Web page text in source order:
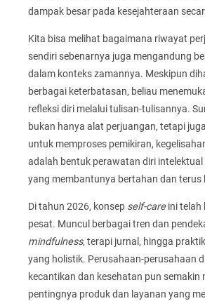
dampak besar pada kesejahteraan
Kita bisa melihat bagaimana riwayat
sendiri sebenarnya juga mengandung
dalam konteks zamannya. Meskipun
berbagai keterbatasan, beliau
refleksi diri melalui tulisan-tulisannya.
bukan hanya alat perjuangan, tetapi
untuk memproses pemikiran,
adalah bentuk perawatan diri intelektual
yang membantunya bertahan dan terus
Di tahun 2026, konsep self-careini telah
pesat. Muncul berbagai tren dan
mindfulness, terapi jurnal, hingga
yang holistik. Perusahaan-perusahaan
kecantikan dan kesehatan pun semakin
pentingnya produk dan layanan yang